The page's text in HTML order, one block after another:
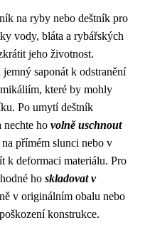
na ryby nebo deštník pro
vody, bláta a rybářských
jeho životnost.
saponát k odstranění
které by mohly
Po umytí deštník
nechte ho volně uschnout
přímém slunci nebo v
k deformaci materiálu. Pro
ho skladovat v
v originálním obalu nebo
konstrukce.